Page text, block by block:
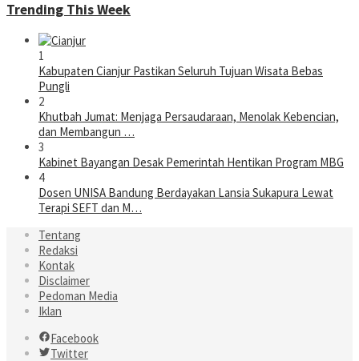
Trending This Week
1
Kabupaten Cianjur Pastikan Seluruh Tujuan Wisata Bebas
Pungli
2
Khutbah Jumat: Menjaga Persaudaraan, Menolak Kebencian,
dan Membangun …
3
Kabinet Bayangan Desak Pemerintah Hentikan Program MBG
4
Dosen UNISA Bandung Berdayakan Lansia Sukapura Lewat
Terapi SEFT dan M…
Tentang
Redaksi
Kontak
Disclaimer
Pedoman Media
Iklan
Facebook
Twitter